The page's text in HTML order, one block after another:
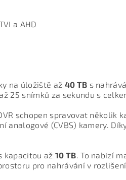
a AHD
na úložiště až 40 TB s
25 snímků za sekundu s
schopen spravovat několik
analogové (CVBS) kamery.
kapacitou až 10 TB. To nabízí
pro nahrávání v rozlišení